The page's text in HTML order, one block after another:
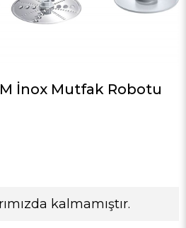
İnox Mutfak Robotu
kalmamıştır.